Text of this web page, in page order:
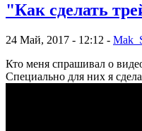
"Как сделать
24 Май, 2017 - 12:12 -
Кто меня спрашивал о
Специально для них я